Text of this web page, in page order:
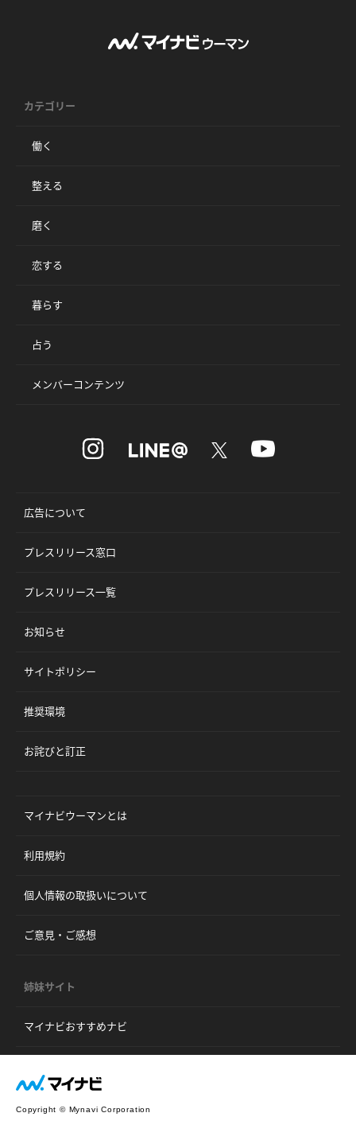
カテゴリー
働く
整える
磨く
恋する
暮らす
占う
メンバーコンテンツ
広告について
プレスリリース窓口
プレスリリース一覧
お知らせ
サイトポリシー
推奨環境
お詫びと訂正
マイナビウーマンとは
利用規約
個人情報の取扱いについて
ご意見・ご感想
姉妹サイト
マイナビおすすめナビ
Copyright © Mynavi Corporation